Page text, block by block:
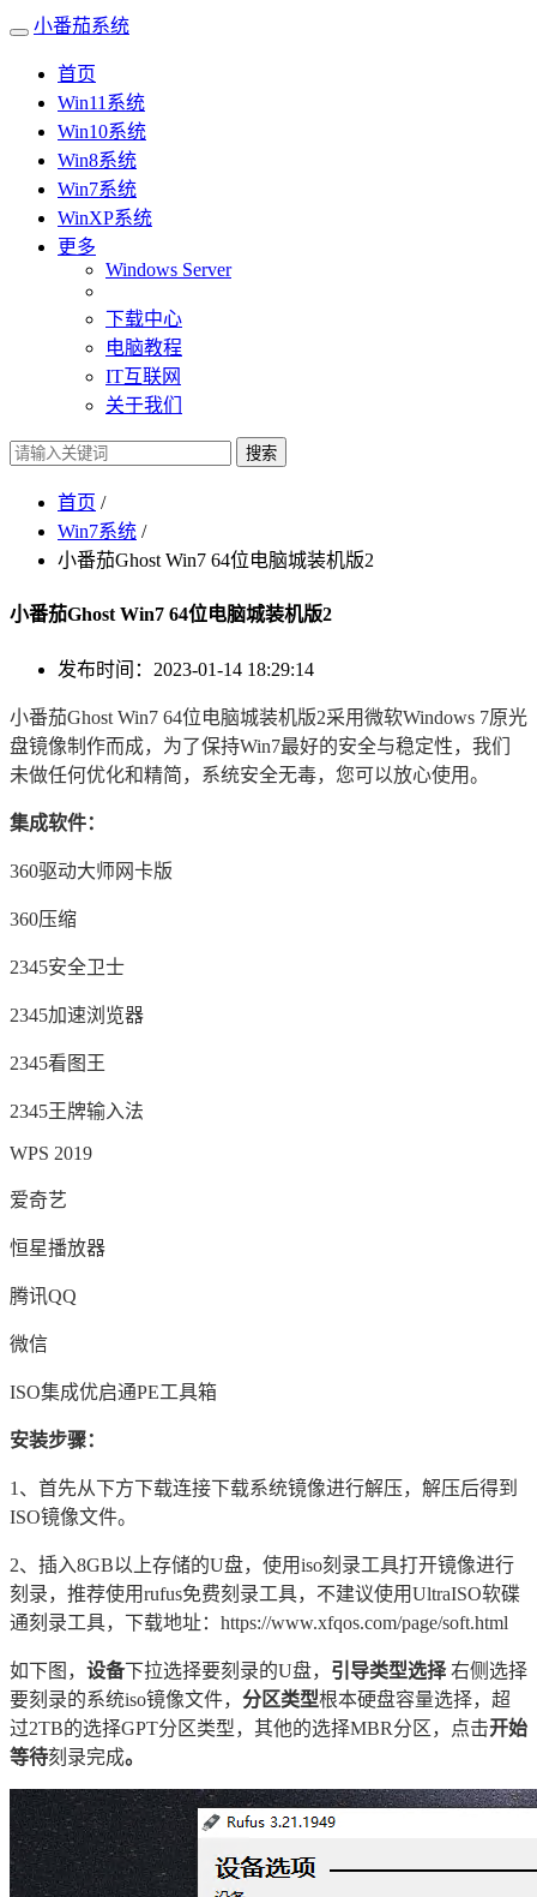
小番茄系统
首页
Win11系统
Win10系统
Win8系统
Win7系统
WinXP系统
更多
Windows Server
下载中心
电脑教程
IT互联网
关于我们
搜索
首页 /
Win7系统 /
小番茄Ghost Win7 64位电脑城装机版2
小番茄Ghost Win7 64位电脑城装机版2
发布时间：2023-01-14 18:29:14
小番茄Ghost Win7 64位电脑城装机版2采用微软Windows 7原光
盘镜像制作而成，为了保持Win7最好的安全与稳定性，我们
未做任何优化和精简，系统安全无毒，您可以放心使用。
集成软件：
360驱动大师网卡版
360压缩
2345安全卫士
2345加速浏览器
2345看图王
2345王牌输入法
WPS 2019
爱奇艺
恒星播放器
腾讯QQ
微信
ISO集成优启通PE工具箱
安装步骤：
1、首先从下方下载连接下载系统镜像进行解压，解压后得到
ISO镜像文件。
2、插入8GB以上存储的U盘，使用iso刻录工具打开镜像进行
刻录，推荐使用rufus免费刻录工具，不建议使用UltraISO软碟
通刻录工具，下载地址：https://www.xfqos.com/page/soft.html
如下图， 设备下拉选择要刻录的U盘， 引导类型选择右侧选择
要刻录的系统iso镜像文件， 分区类型根本硬盘容量选择，超
过2TB的选择GPT分区类型，其他的选择MBR分区，点击开始
等待刻录完成。